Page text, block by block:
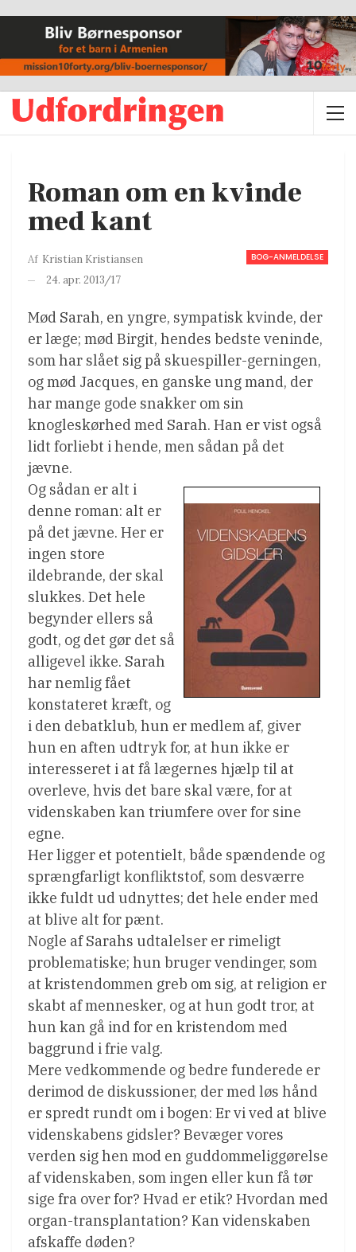
Roman om en kvinde
med kant
BOG-ANMELDELSE
Af Kristian Kristiansen
24. apr. 2013/17
Mød Sarah, en yngre, sympatisk kvinde, der
er læge; mød Birgit, hendes bedste veninde,
som har slået sig på skuespiller-gerningen,
og mød Jacques, en ganske ung mand, der
har mange gode snakker om sin
knogleskørhed med Sarah. Han er vist også
lidt forliebt i hende, men sådan på det
jævne.
Og sådan er alt i
denne roman: alt er
på det jævne. Her er
ingen store
ildebrande, der skal
slukkes. Det hele
begynder ellers så
godt, og det gør det så
alligevel ikke. Sarah
har nemlig fået
konstateret kræft, og
i den debatklub, hun er medlem af, giver
hun en aften udtryk for, at hun ikke er
interesseret i at få lægernes hjælp til at
overleve, hvis det bare skal være, for at
videnskaben kan triumfere over for sine
egne.
Her ligger et potentielt, både spændende og
sprængfarligt konfliktstof, som desværre
ikke fuldt ud udnyttes; det hele ender med
at blive alt for pænt.
Nogle af Sarahs udtalelser er rimeligt
problematiske; hun bruger vendinger, som
at kristendommen greb om sig, at religion er
skabt af mennesker, og at hun godt tror, at
hun kan gå ind for en kristendom med
baggrund i frie valg.
Mere vedkommende og bedre funderede er
derimod de diskussioner, der med løs hånd
er spredt rundt om i bogen: Er vi ved at blive
videnskabens gidsler? Bevæger vores
verden sig hen mod en guddommeliggørelse
af videnskaben, som ingen eller kun få tør
sige fra over for? Hvad er etik? Hvordan med
organ-transplantation? Kan videnskaben
afskaffe døden?